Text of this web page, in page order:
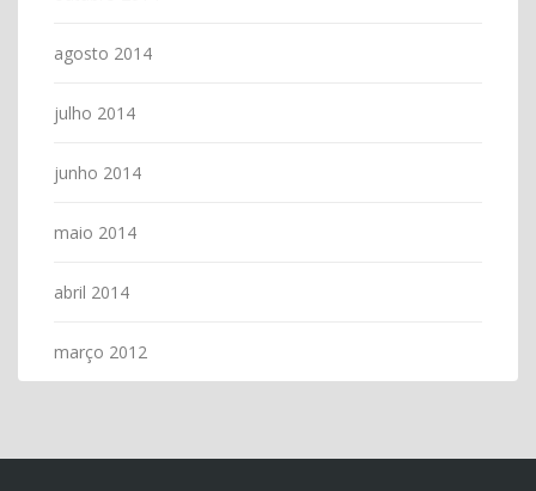
agosto 2014
julho 2014
junho 2014
maio 2014
abril 2014
março 2012